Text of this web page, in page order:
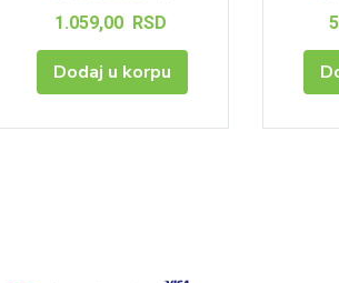
1.059,00 RSD
Dodaj u korpu